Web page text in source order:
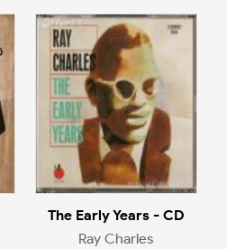
The Early Years - CD
Ray Charles